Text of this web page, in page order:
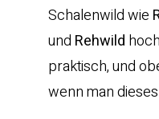
Schalenwild wie
und Rehwild
praktisch, und
wenn man